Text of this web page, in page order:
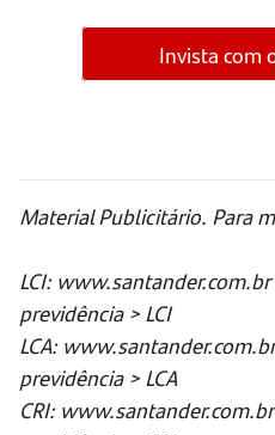
Invista com
Material Publicitário. Para
LCI:
previdência > LCI
LCA:
previdência > LCA
CRI: